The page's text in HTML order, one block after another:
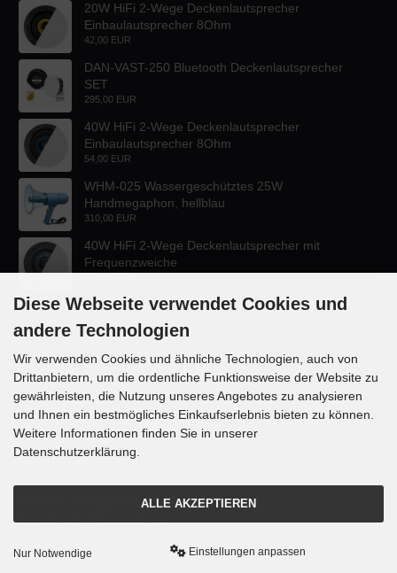
20W HiFi 2-Wege Deckenlautsprecher
Einbaulautsprecher 8Ohm
42,00 EUR
DAN-VAST-250 Bluetooth Deckenlautsprecher
SET
295,00 EUR
40W HiFi 2-Wege Deckenlautsprecher
Einbaulautsprecher 8Ohm
54,00 EUR
WHM-025 Wassergeschütztes 25W
Handmegaphon, hellblau
310,00 EUR
40W HiFi 2-Wege Deckenlautsprecher mit
Frequenzweiche
KONTAKT
Lautsprecher-OnlineShop.de
Rübekampstr. 35
46117 Oberhausen
Telefon +49 (0) 208 / 874188
Email info@danyluk.de
mod
Diese Webseite verwendet Cookies und
andere Technologien
Wir verwenden Cookies und ähnliche Technologien, auch von
Drittanbietern, um die ordentliche Funktionsweise der Website zu
gewährleisten, die Nutzung unseres Angebotes zu analysieren
und Ihnen ein bestmögliches Einkaufserlebnis bieten zu können.
Weitere Informationen finden Sie in unserer
Datenschutzerklärung.
ALLE AKZEPTIEREN
Nur Notwendige Einstellungen anpassen